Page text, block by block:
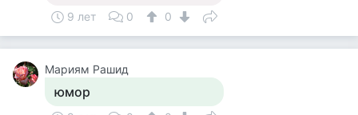
9 лет 0 0
Мариям Рашид
юмор